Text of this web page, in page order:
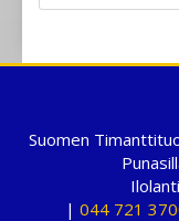
Suomen
| 044 721